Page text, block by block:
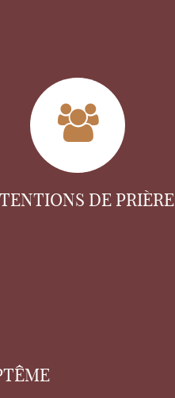
DE PRIÈRE